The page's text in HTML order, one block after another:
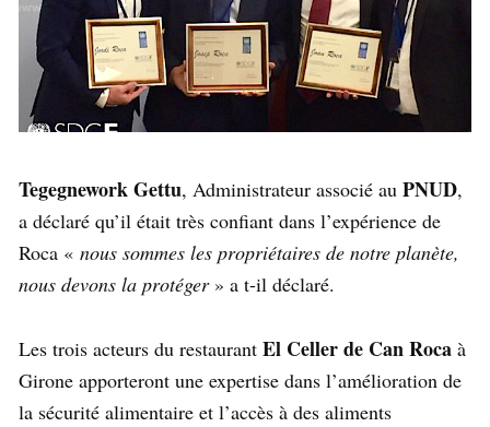
Tegegnework Gettu, Administrateur associé au PNUD,
a déclaré qu’il était très confiant dans l’expérience de
Roca « nous sommes les propriétaires de notre planète,
nous devons la protéger» a t-il déclaré.
Les trois acteurs du restaurant El Celler de Can Roca à
Girone apporteront une expertise dans l’amélioration de
la sécurité alimentaire et l’accès à des aliments